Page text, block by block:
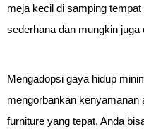
meja kecil di samping
sederhana dan mungkin juga
Mengadopsi gaya hidup
mengorbankan kenyamanan
furniture yang tepat, Anda